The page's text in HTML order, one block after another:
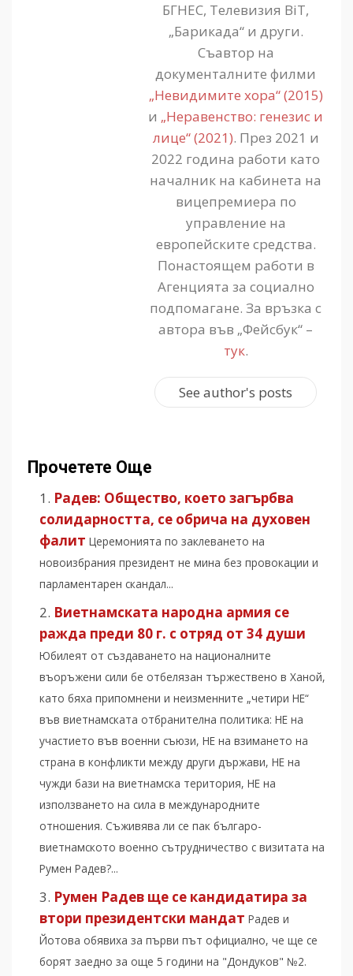
БГНЕС, Телевизия BiT,
„Барикада“ и други.
Съавтор на
документалните филми
„Невидимите хора“ (2015)
и „Неравенство: генезис и
лице“ (2021). През 2021 и
2022 година работи като
началник на кабинета на
вицепремиера по
управление на
европейските средства.
Понастоящем работи в
Агенцията за социално
подпомагане. За връзка с
автора във „Фейсбук“ –
тук.
See author's posts
Прочетете Още
Радев: Общество, което загърбва
солидарността, се обрича на духовен
фалит Церемонията по заклеването на
новоизбрания президент не мина без провокации и
парламентарен скандал...
Виетнамската народна армия се
ражда преди 80 г. с отряд от 34 души
Юбилеят от създаването на националните
въоръжени сили бе отбелязан тържествено в Ханой,
като бяха припомнени и неизменните „четири НЕ“
във виетнамската отбранителна политика: НЕ на
участието във военни съюзи, НЕ на взимането на
страна в конфликти между други държави, НЕ на
чужди бази на виетнамска територия, НЕ на
използването на сила в международните
отношения. Съживява ли се пак българо-
виетнамското военно сътрудничество с визитата на
Румен Радев?...
Румен Радев ще се кандидатира за
втори президентски мандат Радев и
Йотова обявиха за първи път официално, че ще се
борят заедно за още 5 години на "Дондуков" №2.